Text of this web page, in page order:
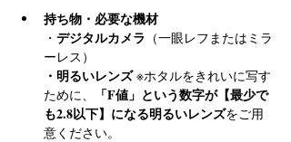
持ち物・必要な機材
・ デジタルカメラ （一眼レフまたはミラ
ーレス）
・明るいレンズ ※ホタルをきれいに写す
ために、
「F値」という数字が【最少で
も2.8以下】になる明るいレンズをご用
意ください。